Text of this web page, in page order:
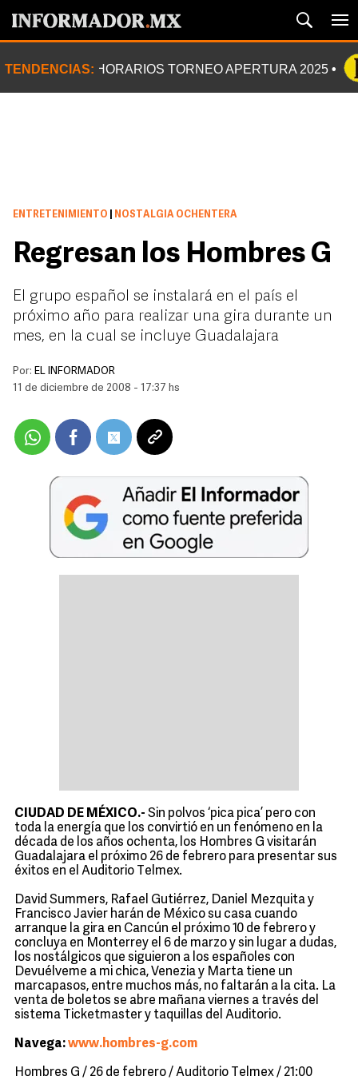
TENDENCIAS: HORARIOS TORNEO APERTURA 2025
ENTRETENIMIENTO NOSTALGIA OCHENTERA
Regresan los Hombres G
El grupo español se instalará en el país el
próximo año para realizar una gira durante un
mes, en la cual se incluye Guadalajara
Por: EL INFORMADOR
11 de diciembre de 2008 - 17:37 hs
CIUDAD DE MÉXICO.- Sin polvos ‘pica pica’ pero con
toda la energía que los convirtió en un fenómeno en la
década de los años ochenta, los Hombres G visitarán
Guadalajara el próximo 26 de febrero para presentar sus
éxitos en el Auditorio Telmex.
David Summers, Rafael Gutiérrez, Daniel Mezquita y
Francisco Javier harán de México su casa cuando
arranque la gira en Cancún el próximo 10 de febrero y
concluya en Monterrey el 6 de marzo y sin lugar a dudas,
los nostálgicos que siguieron a los españoles con
Devuélveme a mi chica, Venezia y Marta tiene un
marcapasos, entre muchos más, no faltarán a la cita. La
venta de boletos se abre mañana viernes a través del
sistema Ticketmaster y taquillas del Auditorio.
Navega:www.hombres-g.com
Hombres G / 26 de febrero / Auditorio Telmex / 21:00